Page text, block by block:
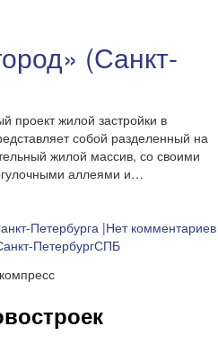
(Санкт-
проект жилой застройки в
собой разделенный на
жилой массив, со своими
аллеями и…
Петербурга |Нет комментариев
ПетербургСПБ